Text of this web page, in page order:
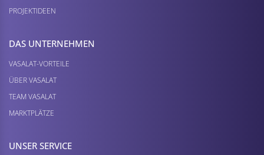
PROJEKTIDEEN
DAS UNTERNEHMEN
VASALAT-VORTEILE
ÜBER VASALAT
TEAM VASALAT
MARKTPLÄTZE
UNSER SERVICE